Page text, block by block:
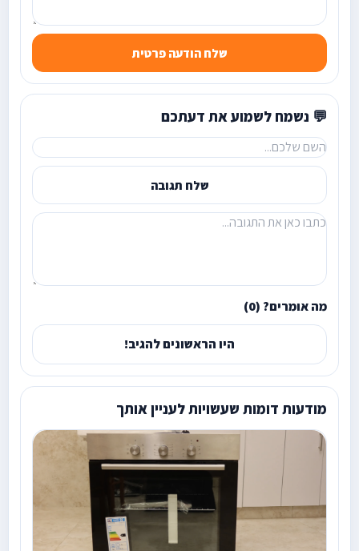
שלח הודעה פרטית
💬 נשמח לשמוע את דעתכם
שלח תגובה
מה אומרים? (0)
היו הראשונים להגיב!
מודעות דומות שעשויות לעניין אותך